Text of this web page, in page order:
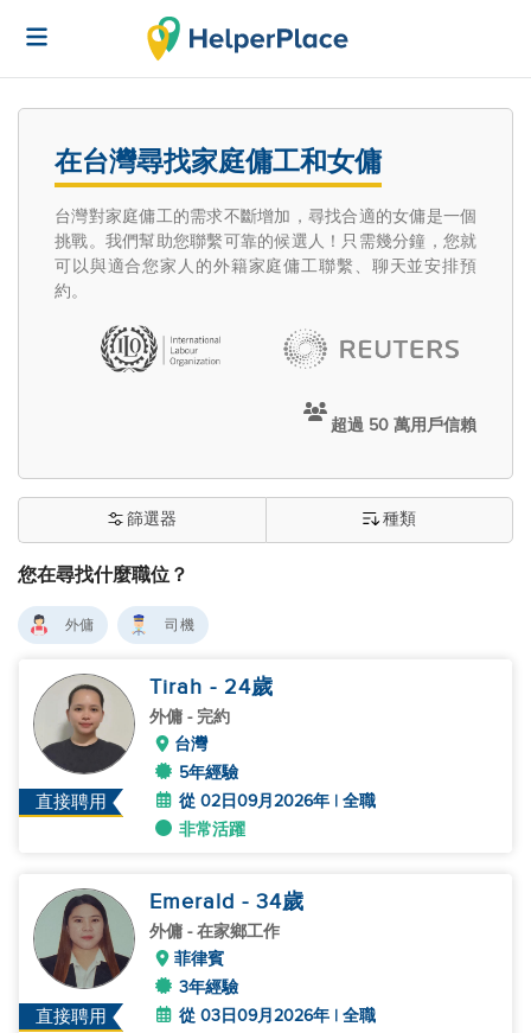
在台灣尋找家庭傭工和女傭
台灣對家庭傭工的需求不斷增加，尋找合適的女傭是一個
挑戰。我們幫助您聯繫可靠的候選人！只需幾分鐘，您就
可以與適合您家人的外籍家庭傭工聯繫、聊天並安排預
約。
超過 50 萬用戶信賴
您在尋找什麼職位？
篩選器 種類
外傭 司機
直接聘用
Tirah - 24歲
外傭 - 完約
台灣
5年經驗
從 02日09月2026年 | 全職
非常活躍
直接聘用
Emerald - 34歲
外傭 - 在家鄉工作
菲律賓
3年經驗
從 03日09月2026年 | 全職